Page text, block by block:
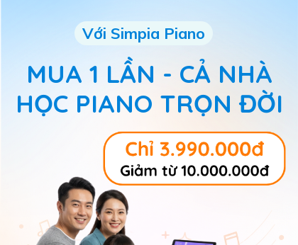
MUA 1 LẦN - CẢ NHÀ
HỌC PIANO TRỌN ĐỜI
Với Simpia Piano